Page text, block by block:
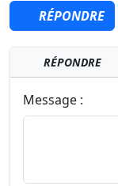
RÉPONDRE
RÉPONDRE
Message :